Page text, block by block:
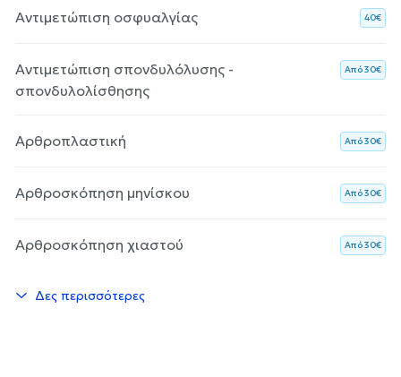
Αντιμετώπιση οσφυαλγίας 40€
Αντιμετώπιση σπονδυλόλυσης -
σπονδυλολίσθησης
Aπό 30€
Αρθροπλαστική Aπό 30€
Αρθροσκόπηση μηνίσκου Aπό 30€
Αρθροσκόπηση χιαστού Aπό 30€
Δες περισσότερες